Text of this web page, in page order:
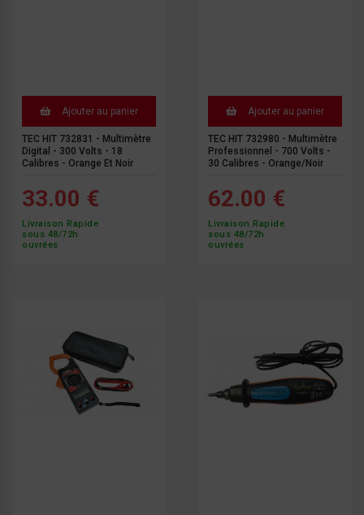
Ajouter au panier
TEC HIT 732831 - Multimètre
Digital - 300 Volts - 18
Calibres - Orange Et Noir
33.00 €
Livraison Rapide
sous 48/72h
ouvrées
Ajouter au panier
TEC HIT 732980 - Multimètre
Professionnel - 700 Volts -
30 Calibres - Orange/Noir
62.00 €
Livraison Rapide
sous 48/72h
ouvrées